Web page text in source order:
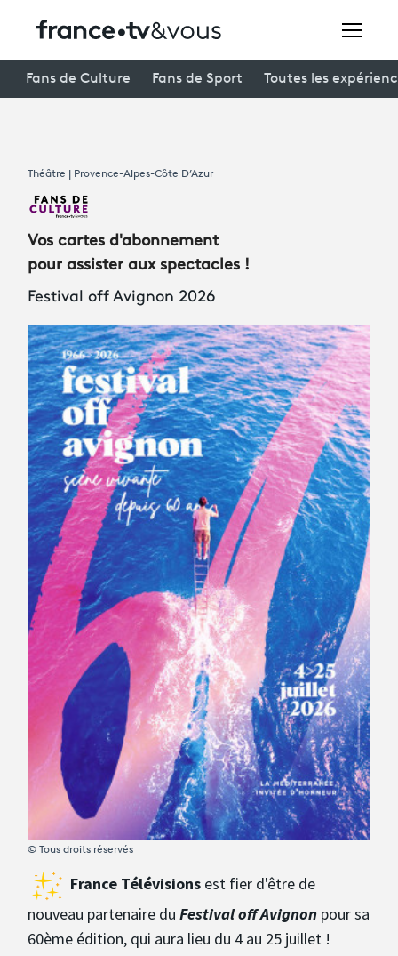
connexion
Avantages fidélité
Creators
À la une
Participer et assister à une émission
À votre écoute
Productions et innovation
Programme tv
Fans de Culture Fans de Sport Toutes les
Théâtre | Provence-Alpes-Côte D’Azur
Vos cartes d'abonnement
pour assister aux spectacles !
Festival off Avignon 2026
© Tous droits réservés
France Télévisions est fier d'être de
nouveau partenaire du Festival off Avignon pour sa
60ème édition, qui aura lieu du 4 au 25 juillet !